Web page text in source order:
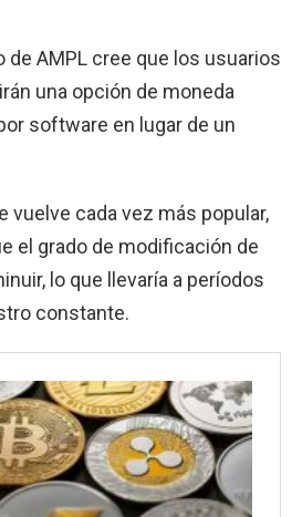
de AMPL cree que los usuarios
una opción de moneda
software en lugar de un
vuelve cada vez más popular,
el grado de modificación de
lo que llevaría a períodos
constante.